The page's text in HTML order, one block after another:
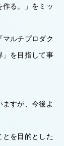
る。」をミッ
ルチプロダク
」を目指して事
すが、今後よ
を目的とした